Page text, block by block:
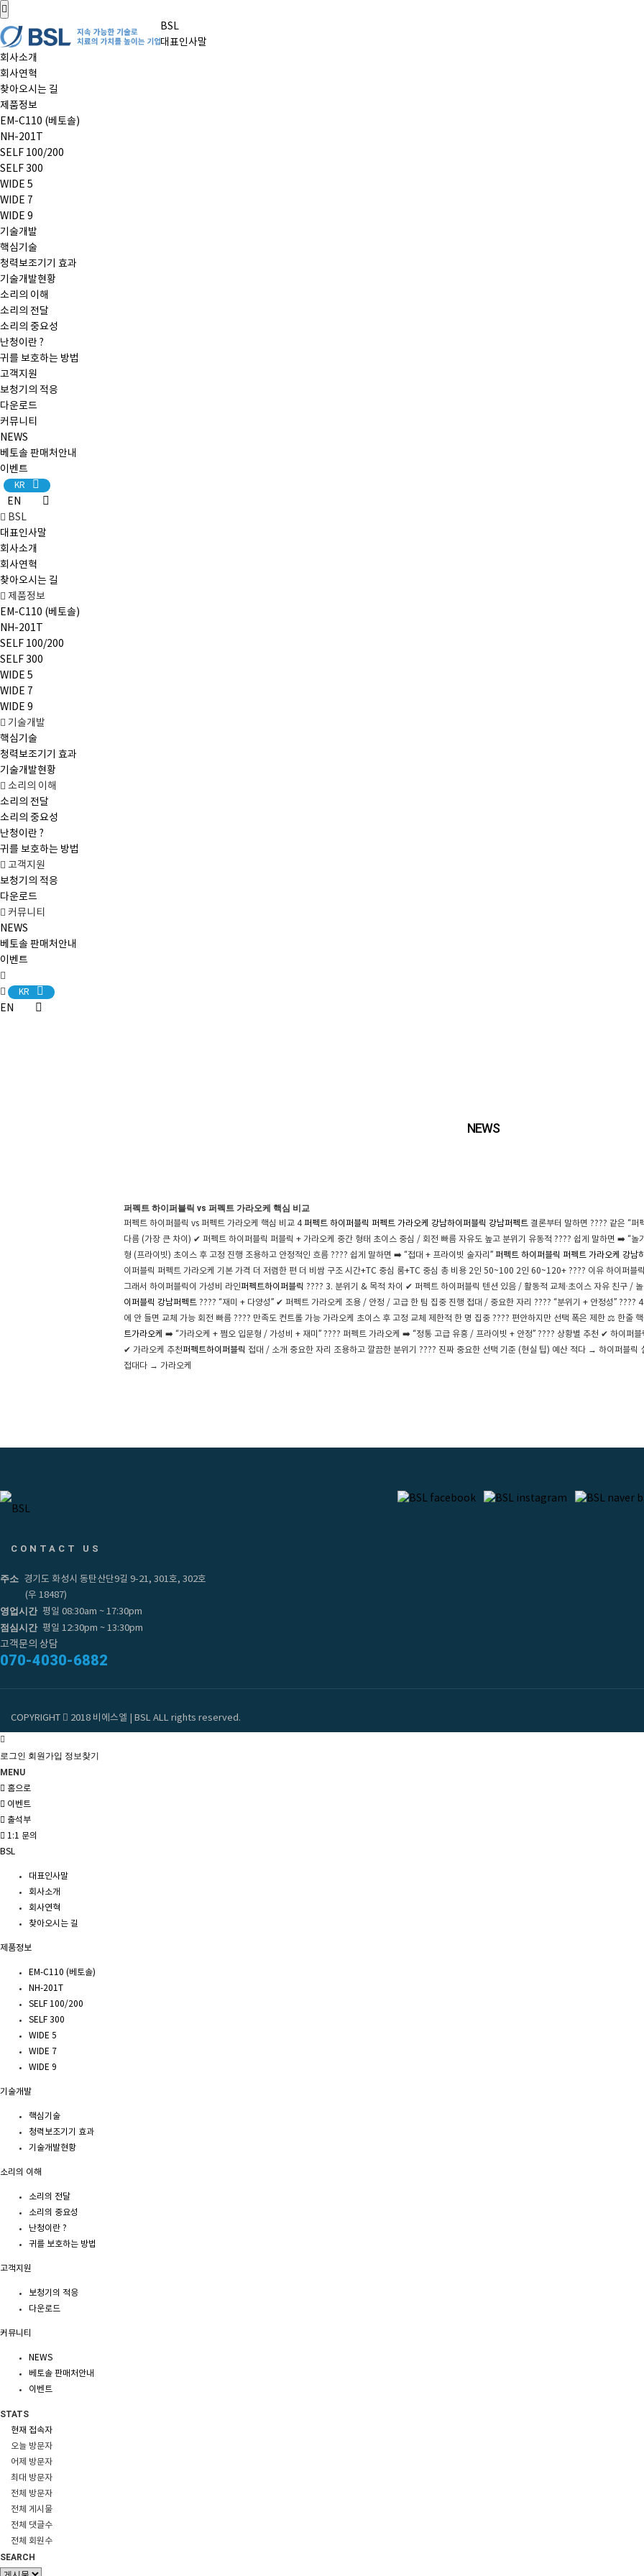
BSL
대표인사말
회사소개
회사연혁
찾아오시는 길
제품정보
EM-C110 (베토솔)
NH-201T
SELF 100/200
SELF 300
WIDE 5
WIDE 7
WIDE 9
기술개발
핵심기술
청력보조기기 효과
기술개발현황
소리의 이해
소리의 전달
소리의 중요성
난청이란 ?
귀를 보호하는 방법
고객지원
보청기의 적응
다운로드
커뮤니티
NEWS
베토솔 판매처안내
이벤트
KR
EN
BSL
대표인사말
회사소개
회사연혁
찾아오시는 길
제품정보
EM-C110 (베토솔)
NH-201T
SELF 100/200
SELF 300
WIDE 5
WIDE 7
WIDE 9
기술개발
핵심기술
청력보조기기 효과
기술개발현황
소리의 이해
소리의 전달
소리의 중요성
난청이란 ?
귀를 보호하는 방법
고객지원
보청기의 적응
다운로드
커뮤니티
NEWS
베토솔 판매처안내
이벤트
KR
EN
NEWS
퍼펙트 하이퍼블릭 vs 퍼펙트 가라오케 핵심 비교
퍼펙트 하이퍼블릭 vs 퍼펙트 가라오케 핵심 비교 4퍼펙트 하이퍼블릭 퍼펙트 가라오케 강남하이퍼블릭 강남퍼펙트 결론부터 말하면 ???? 같은 “퍼
다름 (가장 큰 차이) ✔ 퍼펙트 하이퍼블릭 퍼블릭 + 가라오케 중간 형태 초이스 중심 / 회전 빠름 자유도 높고 분위기 유동적 ???? 쉽게 말하면 ➡️ “
형 (프라이빗) 초이스 후 고정 진행 조용하고 안정적인 흐름 ???? 쉽게 말하면 ➡️ “접대 + 프라이빗 술자리” 퍼펙트 하이퍼블릭 퍼펙트 가라오케
강남
이퍼블릭 퍼펙트 가라오케 기본 가격 더 저렴한 편 더 비쌈 구조 시간+TC 중심 룸+TC 중심 총 비용 2인 50~100 2인 60~120+ ???? 이유 하이퍼
그래서 하이퍼블릭이 가성비 라인퍼펙트하이퍼블릭 ???? 3. 분위기 & 목적 차이 ✔ 퍼펙트 하이퍼블릭 텐션 있음 / 활동적 교체·초이스 자유 친구 /
이퍼블릭 강남퍼펙트 ???? “재미 + 다양성” ✔ 퍼펙트 가라오케 조용 / 안정 / 고급 한 팀 집중 진행 접대 / 중요한 자리 ???? “분위기 + 안정성” ????
에 안 들면 교체 가능 회전 빠름 ???? 만족도 컨트롤 가능 가라오케 초이스 후 고정 교체 제한적 한 명 집중 ???? 편안하지만 선택 폭은 제한 ⚖️ 한줄
트가라오케
➡️ “가라오케 + 쩜오 입문형 / 가성비 + 재미” ???? 퍼펙트 가라오케 ➡️ “정통 고급 유흥 / 프라이빗 + 안정” ???? 상황별 추천 ✔ 하이퍼
✔ 가라오케 추천퍼펙트하이퍼블릭 접대 / 소개 중요한 자리 조용하고 깔끔한 분위기 ???? 진짜 중요한 선택 기준 (현실 팁) 예산 적다 → 하이퍼블
접대다 → 가라오케
CONTACT US
주소 경기도 화성시 동탄산단9길 9-21, 301호, 302호
(우 18487)
영업시간평일 08:30am ~ 17:30pm
점심시간평일 12:30pm ~ 13:30pm
고객문의 상담
070-4030-6882
COPYRIGHT 2018 비에스엘 | BSL ALL rights reserved.
로그인 회원가입 정보찾기
MENU
홈으로
이벤트
출석부
1:1 문의
BSL
대표인사말
회사소개
회사연혁
찾아오시는 길
제품정보
EM-C110 (베토솔)
NH-201T
SELF 100/200
SELF 300
WIDE 5
WIDE 7
WIDE 9
기술개발
핵심기술
청력보조기기 효과
기술개발현황
소리의 이해
소리의 전달
소리의 중요성
난청이란 ?
귀를 보호하는 방법
고객지원
보청기의 적응
다운로드
커뮤니티
NEWS
베토솔 판매처안내
이벤트
STATS
현재 접속자
오늘 방문자
어제 방문자
최대 방문자
전체 방문자
전체 게시물
전체 댓글수
전체 회원수
SEARCH